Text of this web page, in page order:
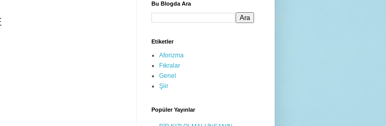
Bu Blogda Ara
Etiketler
Aforizma
Fıkralar
Genel
Şiir
Popüler Yayınlar